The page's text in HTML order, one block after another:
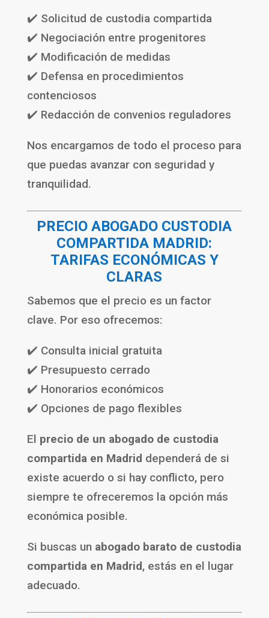
✔️ Solicitud de custodia compartida
✔️ Negociación entre progenitores
✔️ Modificación de medidas
✔️ Defensa en procedimientos
contenciosos
✔️ Redacción de convenios reguladores
Nos encargamos de todo el proceso para
que puedas avanzar con seguridad y
tranquilidad.
PRECIO ABOGADO CUSTODIA
COMPARTIDA MADRID:
TARIFAS ECONÓMICAS Y
CLARAS
Sabemos que el precio es un factor
clave. Por eso ofrecemos:
✔️ Consulta inicial gratuita
✔️ Presupuesto cerrado
✔️ Honorarios económicos
✔️ Opciones de pago flexibles
El precio de un abogado de custodia
compartida en Madrid dependerá de si
existe acuerdo o si hay conflicto, pero
siempre te ofreceremos la opción más
económica posible.
Si buscas un abogado barato de custodia
compartida en Madrid, estás en el lugar
adecuado.